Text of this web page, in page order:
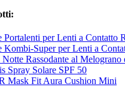
Portalenti per Lenti a Contatto
Kombi-Super per Lenti a
Notte Rassodante al Melograno
Spray Solare SPF 50
Mask Fit Aura Cushion Mini